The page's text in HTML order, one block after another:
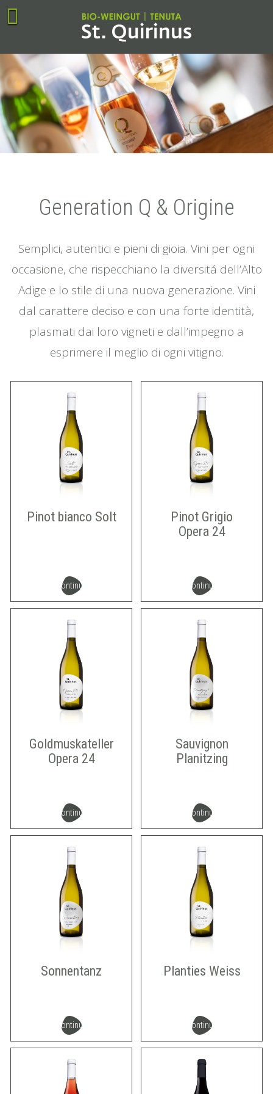
Generation Q & Origine
Semplici, autentici e pieni di gioia. Vini per ogni
occasione, che rispecchiano la diversitá dell’Alto
Adige e lo stile di una nuova generazione. Vini
dal carattere deciso e con una forte identità,
plasmati dai loro vigneti e dall’impegno a
esprimere il meglio di ogni vitigno.
Pinot bianco Solt
continua
Pinot Grigio
Opera 24
continua
Goldmuskateller
Opera 24
continua
Sauvignon
Planitzing
continua
Sonnentanz
continua
Planties Weiss
continua